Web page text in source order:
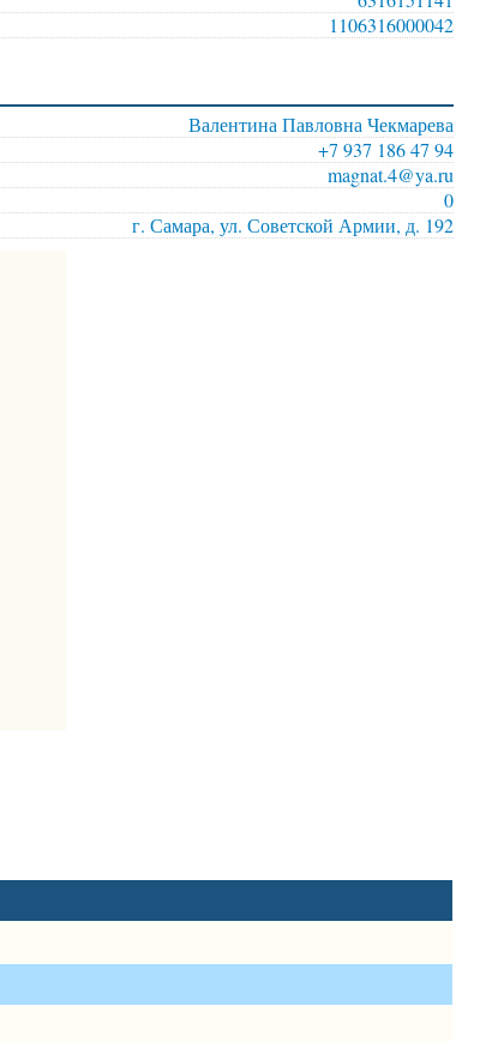
1106316000042
Валентина Павловна Чекмарева
+7 937 186 47 94
magnat.4@ya.ru
0
г. Самара, ул. Советской Армии, д. 192